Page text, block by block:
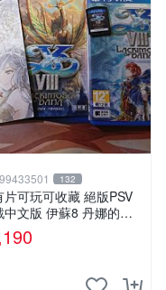
132
片可玩可收藏 絕版PSV
中文版 伊蘇8 丹娜的殞
中文版 psv